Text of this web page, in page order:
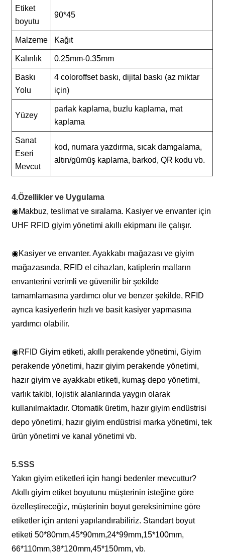
Etiket
boyutu
90*45
Malzeme Kağıt
Kalınlık 0.25mm-0.35mm
Baskı
Yolu
4 coloroffset baskı, dijital baskı (az miktar
için)
Yüzey
parlak kaplama, buzlu kaplama, mat
kaplama
Sanat
Eseri
Mevcut
kod, numara yazdırma, sıcak damgalama,
altın/gümüş kaplama, barkod, QR kodu vb.
4.Özellikler ve Uygulama
◉Makbuz, teslimat ve sıralama. Kasiyer ve envanter için
UHF RFID giyim yönetimi akıllı ekipmanı ile çalışır.
◉Kasiyer ve envanter. Ayakkabı mağazası ve giyim
mağazasında, RFID el cihazları, katiplerin malların
envanterini verimli ve güvenilir bir şekilde
tamamlamasına yardımcı olur ve benzer şekilde, RFID
ayrıca kasiyerlerin hızlı ve basit kasiyer yapmasına
yardımcı olabilir.
◉RFID Giyim etiketi, akıllı perakende yönetimi, Giyim
perakende yönetimi, hazır giyim perakende yönetimi,
hazır giyim ve ayakkabı etiketi, kumaş depo yönetimi,
varlık takibi, lojistik alanlarında yaygın olarak
kullanılmaktadır. Otomatik üretim, hazır giyim endüstrisi
depo yönetimi, hazır giyim endüstrisi marka yönetimi, tek
ürün yönetimi ve kanal yönetimi vb.
5.SSS
Yakın giyim etiketleri için hangi bedenler mevcuttur?
Akıllı giyim etiket boyutunu müşterinin isteğine göre
özelleştireceğiz, müşterinin boyut gereksinimine göre
etiketler için anteni yapılandırabiliriz. Standart boyut
etiketi 50*80mm,45*90mm,24*99mm,15*100mm,
66*110mm,38*120mm,45*150mm, vb.